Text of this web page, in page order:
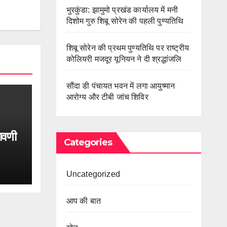
भुरकुंडा: झामुमो प्रखंड कार्यालय में मनी
दिशोम गुरु शिबू सोरेन की पहली पुण्यतिथि
शिबू सोरेन की प्रथम पुण्यतिथि पर राष्ट्रीय
कोलियरी मजदूर यूनियन ने दी श्रद्धांजलि
सौंदा डी पंचायत भवन में लगा आयुष्मान
आरोग्य और टीबी जांच शिविर
Categories
Uncategorized
आप की बात